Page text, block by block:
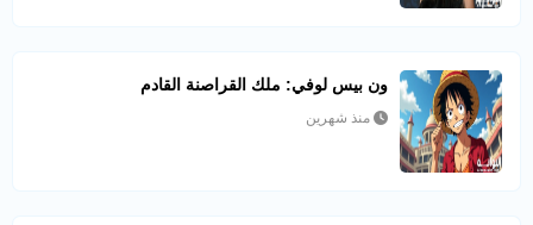
ون بيس لوفي: ملك القراصنة القادم
منذ شهرين